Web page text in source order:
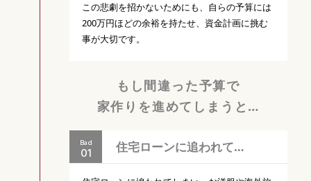
この悲劇を招かないためにも、自らの予算には
200万円ほどの余裕を持たせ、資金計画に挑む
事が大切です。
もし間違った予算で
家作りを進めてしまうと…
Bad 住宅ローンに追われて…